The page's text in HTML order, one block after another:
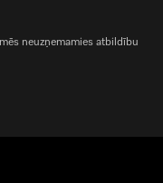
neuzņemamies atbildību